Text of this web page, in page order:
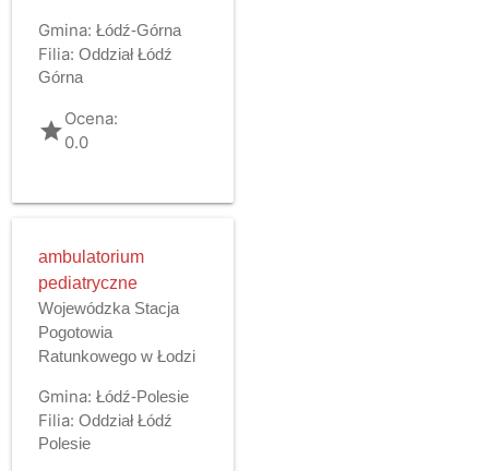
Gmina: Łódź-Górna
Filia: Oddział Łódź
Górna
gradeOcena:
0.0
ambulatorium
pediatryczne
Wojewódzka Stacja
Pogotowia
Ratunkowego w Łodzi
Gmina: Łódź-Polesie
Filia: Oddział Łódź
Polesie